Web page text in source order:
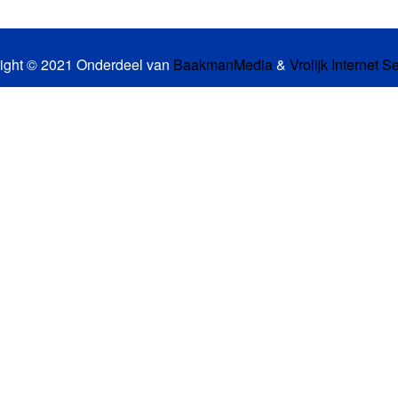
© 2021 Onderdeel van BaakmanMedia& Vrolijk Internet